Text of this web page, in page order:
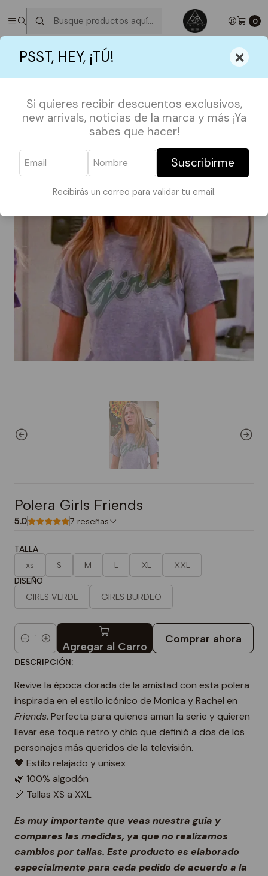
PSST, HEY, ¡TÚ! ×
Si quieres recibir descuentos exclusivos,
new arrivals, noticias de la marca y más ¡Ya
sabes que hacer!
Suscribirme
Recibirás un correo para validar tu email.
0
✮ ⋆ ˚｡𖦹 ⋆｡°✩Próximos Despachos jueves 6 de Agosto
°✩
SERIES Y PELIS Polera Girls Friends
Polera Girls Friends
5.0 7 reseñas
TALLA
xs S M L XL XXL
DISEÑO
GIRLS VERDE GIRLS BURDEO
Cantidad Agregar al Carro
Comprar ahora
DESCRIPCIÓN:
Revive la época dorada de la amistad con esta polera
inspirada en el estilo icónico de Monica y Rachel en
Friends. Perfecta para quienes aman la serie y quieren
llevar ese toque retro y chic que definió a dos de los
personajes más queridos de la televisión.
🖤 Estilo relajado y unisex
🌿 100% algodón
📏 Tallas XS a XXL
Es muy importante que veas nuestra guía y
compares las medidas, ya que no realizamos
cambios por tallas. Este producto es elaborado
especialmente para cada pedido de acuerdo a la